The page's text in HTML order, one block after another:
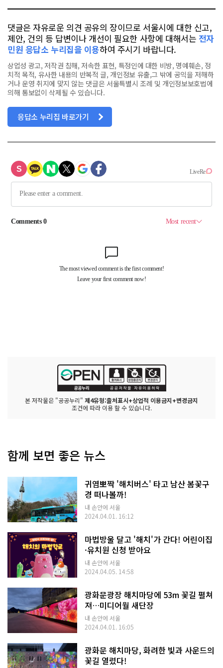
댓글은 자유로운 의견 공유의 장이므로 서울시에 대한 신고,
제안, 건의 등 답변이나 개선이 필요한 사항에 대해서는 전자
민원 응답소 누리집을 이용하여 주시기 바랍니다.
상업성 광고, 저작권 침해, 저속한 표현, 특정인에 대한 비방, 명예훼손, 정
치적 목적, 유사한 내용의 반복적 글, 개인정보 유출,그 밖에 공익을 저해하
거나 운영 취지에 맞지 않는 댓글은 서울특별시 조례 및 개인정보보호법에
의해 통보없이 삭제될 수 있습니다.
응답소 누리집 바로가기
본 저작물은 "공공누리" 제4유형:출처표시+상업적 이용금지+변경금지
조건에 따라 이용 할 수 있습니다.
함께 보면 좋은 뉴스
귀염뽀짝 '해치버스' 타고 남산 봄꽃구
경 떠나볼까!
내 손안에 서울
2024.04.01. 16:12
마법방울 달고 '해치'가 간다! 어린이집
·유치원 신청 받아요
내 손안에 서울
2024.04.05. 14:58
광화문광장 해치마당에 53m 꽃길 펼쳐
져…미디어월 새단장
내 손안에 서울
2024.04.01. 16:05
광화문 해치마당, 화려한 빛과 사운드의
꽃길 열렸다!